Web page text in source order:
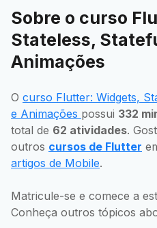
Sobre o curso
Stateless,
Animações
O curso Flutter: Widgets,
e Animações possui 332
total de 62 atividades.
outros cursos de Flutter
artigos de Mobile.
Matricule-se e comece a
Conheça outros tópicos